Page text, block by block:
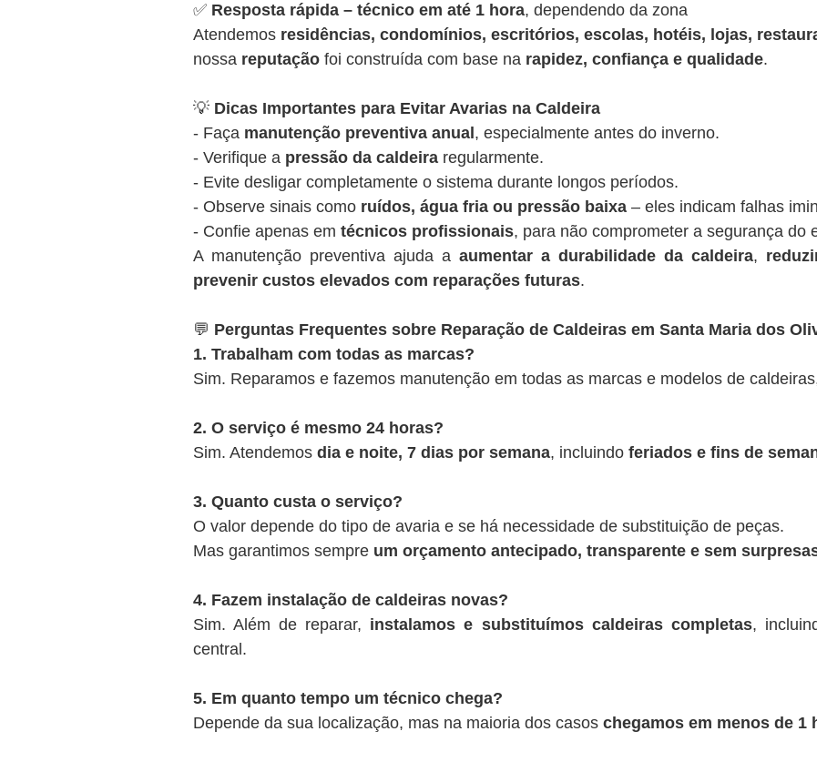
✅ Resposta rápida – técnico em até 1 hora, dependendo da zona
Atendemos residências, condomínios, escritórios, escolas, hotéis, lojas,
nossa reputação foi construída com base na rapidez, confiança e qualidade.
💡 Dicas Importantes para Evitar Avarias na Caldeira
- Faça manutenção preventiva anual , especialmente antes do inverno.
- Verifique a pressão da caldeira regularmente.
- Evite desligar completamente o sistema durante longos períodos.
- Observe sinais como ruídos, água fria ou pressão baixa – eles indicam falhas
- Confie apenas em técnicos profissionais, para não comprometer a segurança do
A manutenção preventiva ajuda a aumentar a durabilidade da caldeira,
prevenir custos elevados com reparações futuras.
💬 Perguntas Frequentes sobre Reparação de Caldeiras em Santa Maria dos
1. Trabalham com todas as marcas?
Sim. Reparamos e fazemos manutenção em todas as marcas e modelos de
2. O serviço é mesmo 24 horas?
Sim. Atendemos dia e noite, 7 dias por semana, incluindo feriados e fins de
3. Quanto custa o serviço?
O valor depende do tipo de avaria e se há necessidade de substituição de peças.
Mas garantimos sempre um orçamento antecipado, transparente e sem
4. Fazem instalação de caldeiras novas?
Sim. Além de reparar, instalamos e substituímos caldeiras completas,
central.
5. Em quanto tempo um técnico chega?
Depende da sua localização, mas na maioria dos casos chegamos em menos de 1